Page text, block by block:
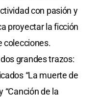
con pasión y
proyectar la ficción
colecciones.
grandes trazos:
“La muerte de
“Canción de la